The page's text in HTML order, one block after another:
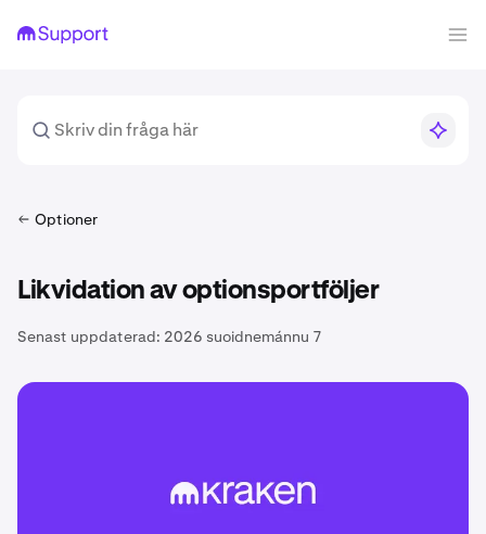
Optioner
Likvidation av optionsportföljer
Senast uppdaterad: 2026 suoidnemánnu 7